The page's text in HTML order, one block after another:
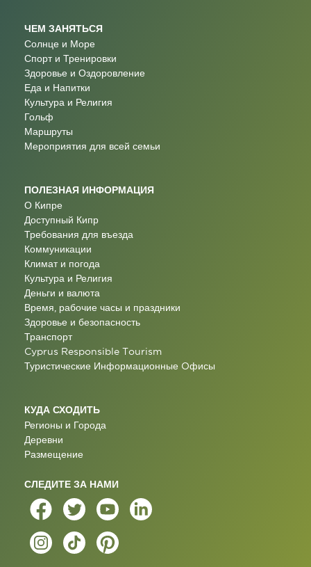
ЧЕМ ЗАНЯТЬСЯ
Солнце и Море
Спорт и Тренировки
Здоровье и Оздоровление
Еда и Напитки
Культура и Религия
Гольф
Маршруты
Мероприятия для всей семьи
ПОЛЕЗНАЯ ИНФОРМАЦИЯ
О Кипре
Доступный Кипр
Требования для въезда
Коммуникации
Климат и погода
Культура и Религия
Деньги и валюта
Время, рабочие часы и праздники
Здоровье и безопасность
Транспорт
Cyprus Responsible Tourism
Туристические Информационные Oфисы
КУДА СХОДИТЬ
Регионы и Города
Деревни
Размещение
СЛЕДИТЕ ЗА НАМИ